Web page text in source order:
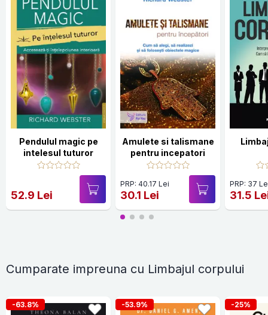
Pendulul magic pe
intelesul tuturor
52.9 Lei
Amulete si talismane
pentru incepatori
PRP: 40.17 Lei
30.1 Lei
PRP: 37
31.5
Cumparate impreuna cu Limbajul corpului
-63.8% -53.9% -25%